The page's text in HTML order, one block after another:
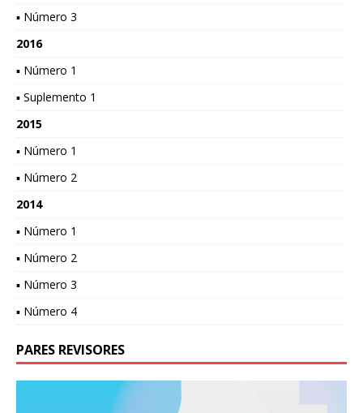
▪ Número 3
2016
▪ Número 1
▪ Suplemento 1
2015
▪ Número 1
▪ Número 2
2014
▪ Número 1
▪ Número 2
▪ Número 3
▪ Número 4
PARES REVISORES